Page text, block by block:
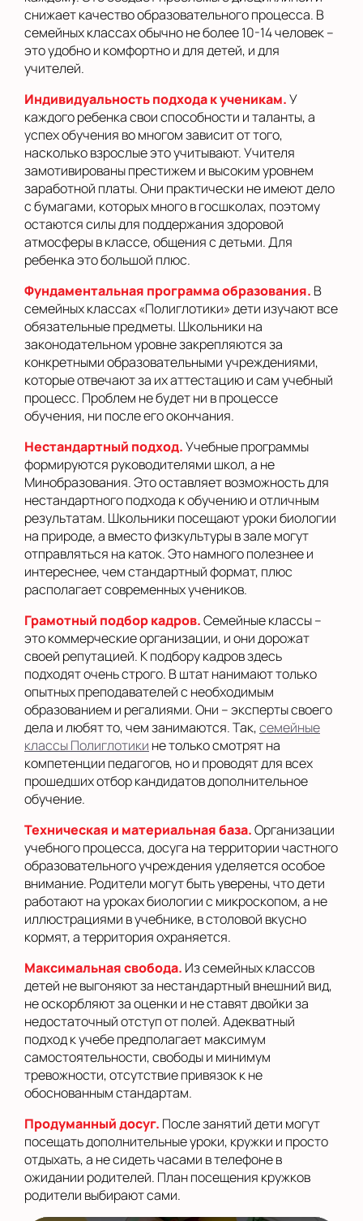
снижает качество образовательного процесса. В
семейных классах обычно не более 10-14 человек –
это удобно и комфортно и для детей, и для
учителей.
Индивидуальность подхода к ученикам.У
каждого ребенка свои способности и таланты, а
успех обучения во многом зависит от того,
насколько взрослые это учитывают. Учителя
замотивированы престижем и высоким уровнем
заработной платы. Они практически не имеют дело
с бумагами, которых много в госшколах, поэтому
остаются силы для поддержания здоровой
атмосферы в классе, общения с детьми. Для
ребенка это большой плюс.
Фундаментальная программа образования. В
семейных классах «Полиглотики» дети изучают все
обязательные предметы. Школьники на
законодательном уровне закрепляются за
конкретными образовательными учреждениями,
которые отвечают за их аттестацию и сам учебный
процесс. Проблем не будет ни в процессе
обучения, ни после его окончания.
Нестандартный подход.Учебные программы
формируются руководителями школ, а не
Минобразования. Это оставляет возможность для
нестандартного подхода к обучению и отличным
результатам. Школьники посещают уроки биологии
на природе, а вместо физкультуры в зале могут
отправляться на каток. Это намного полезнее и
интереснее, чем стандартный формат, плюс
располагает современных учеников.
Грамотный подбор кадров.Семейные классы –
это коммерческие организации, и они дорожат
своей репутацией. К подбору кадров здесь
подходят очень строго. В штат нанимают только
опытных преподавателей с необходимым
образованием и регалиями. Они – эксперты своего
дела и любят то, чем занимаются. Так,семейные
классы Полиглотики не только смотрят на
компетенции педагогов, но и проводят для всех
прошедших отбор кандидатов дополнительное
обучение.
Техническая и материальная база.Организации
учебного процесса, досуга на территории частного
образовательного учреждения уделяется особое
внимание. Родители могут быть уверены, что дети
работают на уроках биологии с микроскопом, а не
иллюстрациями в учебнике, в столовой вкусно
кормят, а территория охраняется.
Максимальная свобода. Из семейных классов
детей не выгоняют за нестандартный внешний вид,
не оскорбляют за оценки и не ставят двойки за
недостаточный отступ от полей. Адекватный
подход к учебе предполагает максимум
самостоятельности, свободы и минимум
тревожности, отсутствие привязок к не
обоснованным стандартам.
Продуманный досуг. После занятий дети могут
посещать дополнительные уроки, кружки и просто
отдыхать, а не сидеть часами в телефоне в
ожидании родителей. План посещения кружков
родители выбирают сами.